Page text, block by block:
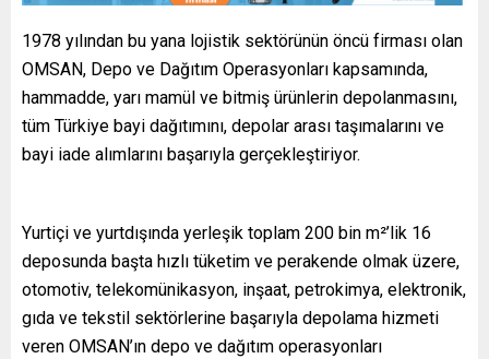
1978 yılından bu yana lojistik sektörünün öncü firması olan
OMSAN, Depo ve Dağıtım Operasyonları kapsamında,
hammadde, yarı mamül ve bitmiş ürünlerin depolanmasını,
tüm Türkiye bayi dağıtımını, depolar arası taşımalarını ve
bayi iade alımlarını başarıyla gerçekleştiriyor.
Yurtiçi ve yurtdışında yerleşik toplam 200 bin m²’lik 16
deposunda başta hızlı tüketim ve perakende olmak üzere,
otomotiv, telekomünikasyon, inşaat, petrokimya, elektronik,
gıda ve tekstil sektörlerine başarıyla depolama hizmeti
veren OMSAN’ın depo ve dağıtım operasyonları